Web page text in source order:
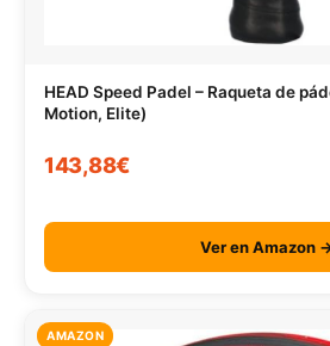
HEAD Speed Padel – Raqueta de
Motion, Elite)
143,88€
Ver en Amazon
AMAZON